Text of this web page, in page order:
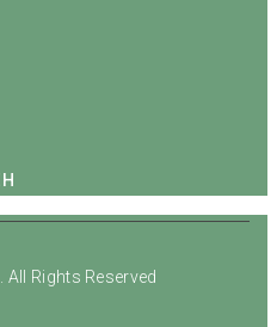
Rights Reserved